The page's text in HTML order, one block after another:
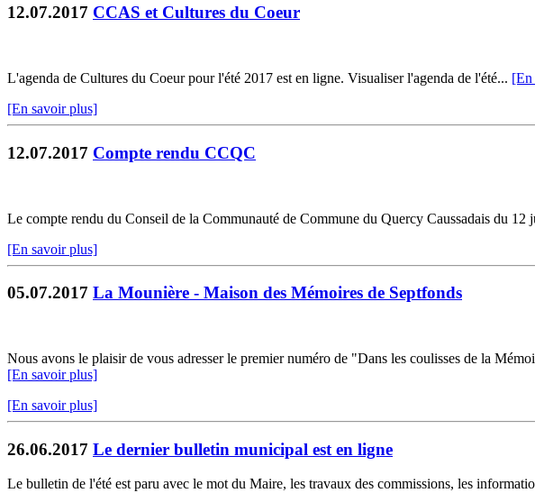
12.07.2017 CCAS et Cultures du Coeur
L'agenda de Cultures du Coeur pour l'été 2017 est en ligne. Visualiser l'agenda de l'été... [En
[En savoir plus]
12.07.2017 Compte rendu CCQC
Le compte rendu du Conseil de la Communauté de Commune du Quercy Caussadais du
[En savoir plus]
05.07.2017 La Mounière - Maison des Mémoires de Septfonds
Nous avons le plaisir de vous adresser le premier numéro de "Dans les coulisses de la
[En savoir plus]
[En savoir plus]
26.06.2017 Le dernier bulletin municipal est en ligne
Le bulletin de l'été est paru avec le mot du Maire, les travaux des commissions, les